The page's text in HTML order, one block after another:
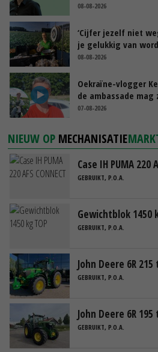
08-08-2026
‘Cijfer jezelf niet
je gelukkig van
08-08-2026
Oekraïne-vlogger
de ambassade mag
07-08-2026
NIEUW OP MECHANISATIE
Case IH PUMA 220
GEBRUIKT, P.O.A.
Gewichtblok 1450
GEBRUIKT, P.O.A.
John Deere 6R
GEBRUIKT, P.O.A.
John Deere 6R
GEBRUIKT, P.O.A.